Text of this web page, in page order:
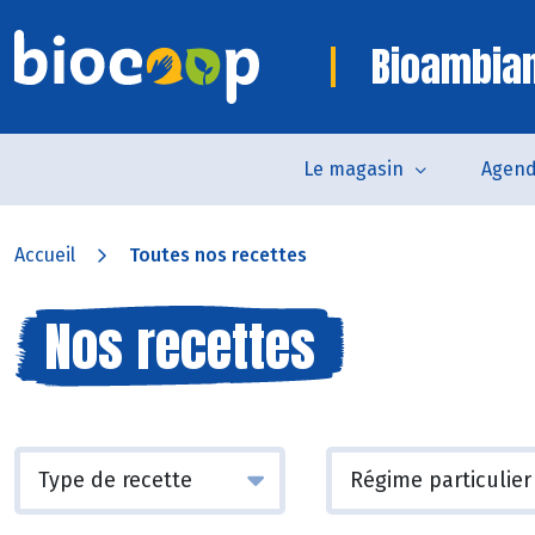
Le magasin
Accueil Toutes nos recettes
Nos recettes